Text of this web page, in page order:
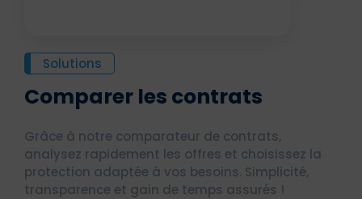
Solutions
Comparer les contrats
Grâce à notre comparateur de contrats,
analysez rapidement les offres et choisissez la
protection adaptée à vos besoins. Simplicité,
transparence et gain de temps assurés !